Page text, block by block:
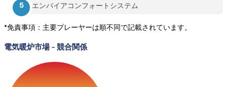
エンパイアコンフォートシステム
*免責事項：主要プレーヤーは順不同で記載されています。
電気暖炉市場- 競合関係